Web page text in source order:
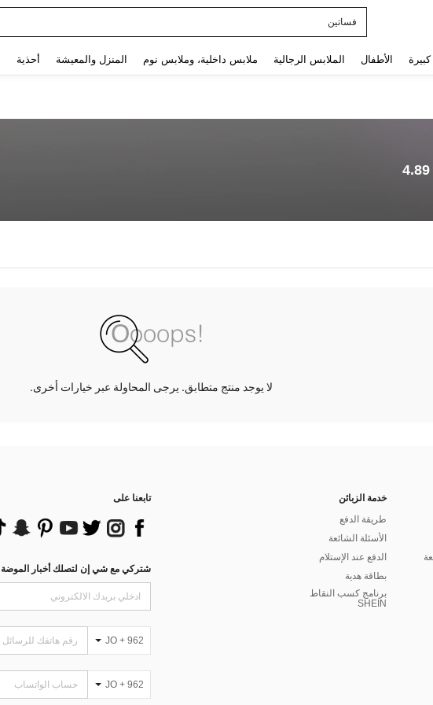
فساتين
الأطفال الملابس الرجالية ملابس داخلية، وملابس نوم المنزل والمعيشة أحذية
4.89
لا يوجد منتج متطابق. يرجى المحاولة عبر خيارات أخرى.
خدمة الزبائن
طريقة الدفع
الأسئلة الشائعة
الدفع عند الإستلام
بطاقة هدية
برنامج كسب النقاط
SHEIN
تابعنا على
شتركي مع شي إن لتصلك أخبار الموضة
JO + 962
JO + 962